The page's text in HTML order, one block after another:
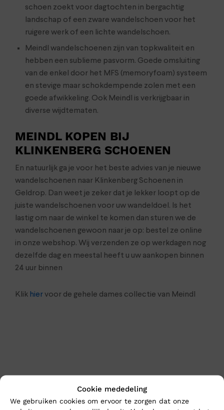
Cookie mededeling
We gebruiken cookies om ervoor te zorgen dat onze
schoen zoekt voor dagtochten in bergachtig
landschap of een zware wandelschoen voor het
ruigere werk of een lichte wandelschoen.
Meindl wandelschoenen zijn van topkwaliteit en
hebben een sublieme pasvorm. Goede omsluiting
van de enkel door het MFS (memoryfoam) systeem
en stevige maar schokdempende zolen met een
goede afwikkeling. Ook Meindl is verkrijgbaar in
diverse wijdtematen.
MEINDL KOPEN BIJ
KLINKENBERG SCHOENEN
En natuurlijk ga je voor het beste advies van je nieuwe
wandelschoenen naar Klinkenberg Schoenen in
Geldrop. Dan weet je zeker dat je lekker loopt op de
juiste wandelschoenen voor uw wandeldoel. Is het
lastig om naar de winkel te komen dan sturen we de
wandelschoenen gewoon naar je op: bestel ze online
in onze webshop. Wij verzenden ze op werkdagen nog
dezelfde dag en meestal heeft u uw aankopen binnen
24 uur binnen
Klik hiervoor de gehele dames collectie van Meindl